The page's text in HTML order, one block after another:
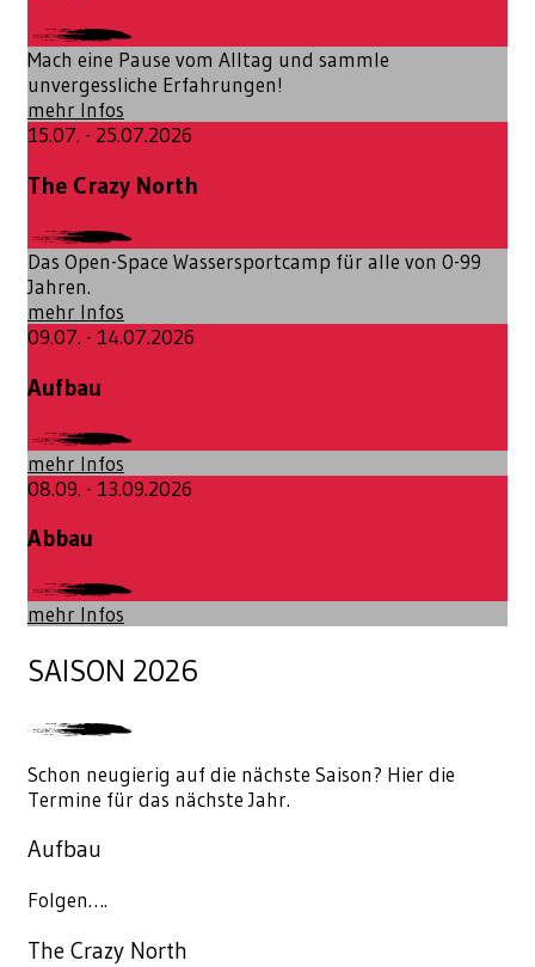
Mach eine Pause vom Alltag und sammle
unvergessliche Erfahrungen!
mehr Infos
15.07. - 25.07.2026
The Crazy North
Das Open-Space Wassersportcamp für alle von 0-99
Jahren.
mehr Infos
09.07. - 14.07.2026
Aufbau
mehr Infos
08.09. - 13.09.2026
Abbau
mehr Infos
SAISON 2026
Schon neugierig auf die nächste Saison? Hier die
Termine für das nächste Jahr.
Aufbau
Folgen….
The Crazy North